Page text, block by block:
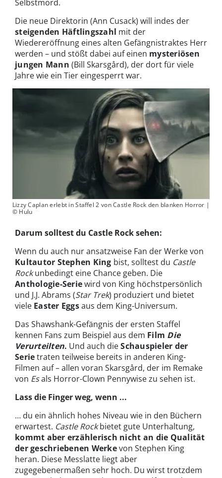
Selbstmord.
Die neue Direktorin (Ann Cusack) will indes der
steigenden Häftlingszahl mit der
Wiedereröffnung eines alten Gefängnistraktes Herr
werden – und stößt dabei auf einen mysteriösen
jungen Mann (Bill Skarsgård), der dort für viele
Jahre wie ein Tier eingesperrt war.
Lizzy Caplan erlebt in Staffel 2 von Castle Rock den blanken Horror |
© Hulu
Darum solltest du Castle Rock sehen:
Wenn du auch nur ansatzweise Fan der Werke von
Kultautor Stephen King bist, solltest du Castle
Rockunbedingt eine Chance geben. Die
Anthologie-Seriewird von King höchstpersönlich
und J.J. Abrams (Star Trek) produziert und bietet
viele Easter Eggsaus dem King-Universum.
Das Shawshank-Gefängnis der ersten Staffel
kennen Fans zum Beispiel aus dem Film Die
Verurteilten. Und auch dieSchauspieler der
Serietraten teilweise bereits in anderen King-
Filmen auf – allen voran Skarsgård, der im Remake
von Esals Horror-Clown Pennywise zu sehen ist.
Lass die Finger weg, wenn ...
… du ein ähnlich hohes Niveau wie in den Büchern
erwartest. Castle Rockbietet gute Unterhaltung,
kommt aber erzählerisch nicht an die Qualität
der geschriebenen Werkevon Stephen King
heran. Diese Messlatte liegt aber
zugegebenermaßen sehr hoch. Du wirst trotzdem